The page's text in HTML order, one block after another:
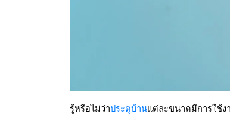
รู้หรือไม่ว่าประตูบ้านแต่ละขนาดมีการใช้